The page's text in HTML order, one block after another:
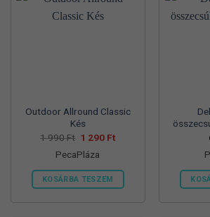
Outdoor Allround Classic
Kés
1 990Ft Original
was:
990 Ft.
1 290 FtCurrent
290 Ft.
PecaPláza
KOSÁRBA TESZEM